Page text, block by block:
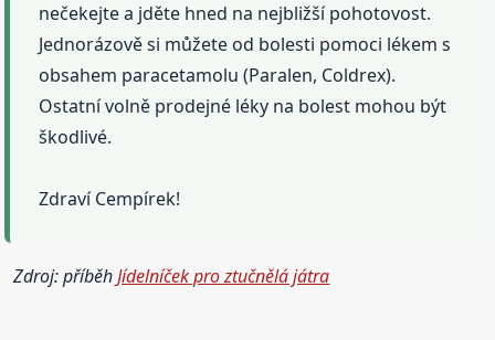
nečekejte a jděte hned na nejbližší pohotovost.
Jednorázově si můžete od bolesti pomoci lékem s
obsahem paracetamolu (Paralen, Coldrex).
Ostatní volně prodejné léky na bolest mohou být
škodlivé.
Zdraví Cempírek!
Zdroj: příběhJídelníček pro ztučnělá játra